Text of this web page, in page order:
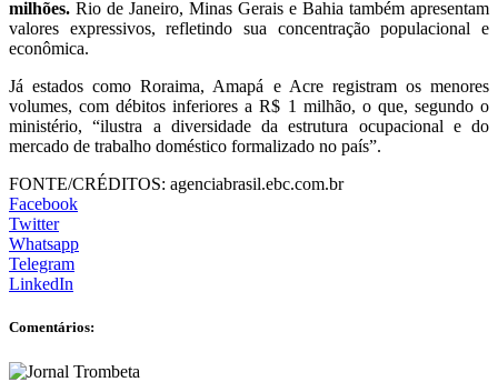
milhões. Rio de Janeiro, Minas Gerais e Bahia também apresentam
valores expressivos, refletindo sua concentração populacional e
econômica.
Já estados como Roraima, Amapá e Acre registram os menores
volumes, com débitos inferiores a R$ 1 milhão, o que, segundo o
ministério, “ilustra a diversidade da estrutura ocupacional e do
mercado de trabalho doméstico formalizado no país”.
FONTE/CRÉDITOS: agenciabrasil.ebc.com.br
Facebook
Twitter
Whatsapp
Telegram
LinkedIn
Comentários: